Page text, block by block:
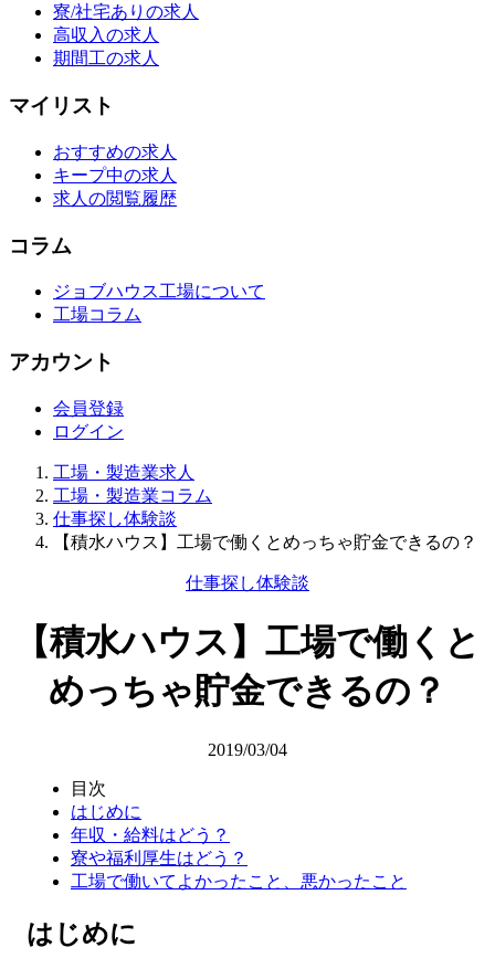
寮/社宅ありの求人
高収入の求人
期間工の求人
マイリスト
おすすめの求人
キープ中の求人
求人の閲覧履歴
コラム
ジョブハウス工場について
工場コラム
アカウント
会員登録
ログイン
工場・製造業求人
工場・製造業コラム
仕事探し体験談
【積水ハウス】工場で働くとめっちゃ貯金できるの？
仕事探し体験談
【積水ハウス】工場で働くと
めっちゃ貯金できるの？
2019/03/04
目次
はじめに
年収・給料はどう？
寮や福利厚生はどう？
工場で働いてよかったこと、悪かったこと
はじめに